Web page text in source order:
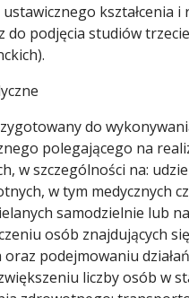
kształcenia i
do podjęcia studiów
do
polegającego na
w szczególności na:
w tym medycznych
samodzielnie lub
osób znajdujących
podejmowaniu działań
liczby osób w